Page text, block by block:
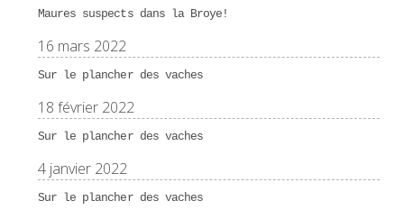
Maures suspects dans la Broye!
16 mars 2022
Sur le plancher des vaches
18 février 2022
Sur le plancher des vaches
4 janvier 2022
Sur le plancher des vaches